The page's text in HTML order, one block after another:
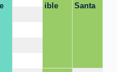
ible
Santa